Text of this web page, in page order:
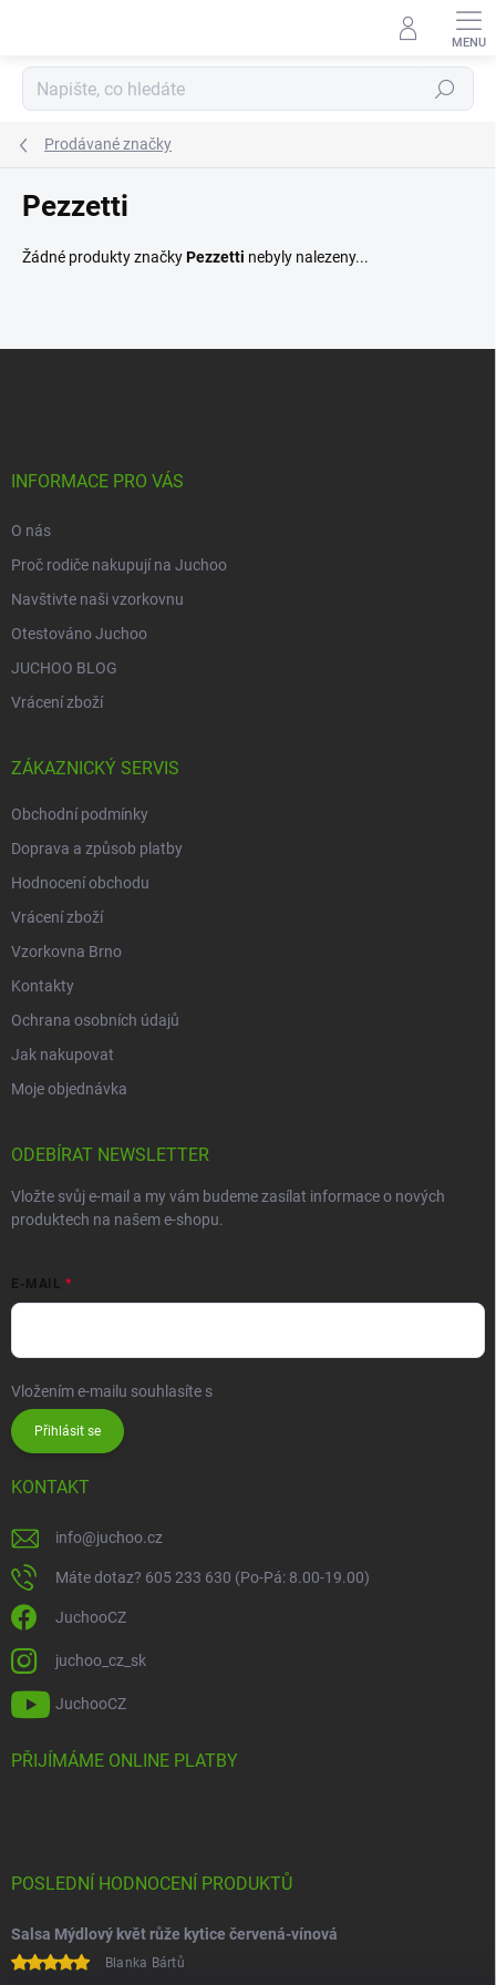
Hledat
Prodávané značky
Pezzetti
Žádné produkty značkyPezzetti nebyly nalezeny...
INFORMACE PRO VÁS
O nás
Proč rodiče nakupují na Juchoo
Navštivte naši vzorkovnu
Otestováno Juchoo
JUCHOO BLOG
Vrácení zboží
ZÁKAZNICKÝ SERVIS
Obchodní podmínky
Doprava a způsob platby
Hodnocení obchodu
Vrácení zboží
Vzorkovna Brno
Kontakty
Ochrana osobních údajů
Jak nakupovat
Moje objednávka
ODEBÍRAT NEWSLETTER
Vložte svůj e-mail a my vám budeme zasílat informace o nových
produktech na našem e-shopu.
E-MAIL
Vložením e-mailu souhlasíte s
Přihlásit se
KONTAKT
info@juchoo.cz
Máte dotaz? 605 233 630 (Po-Pá: 8.00-19.00)
JuchooCZ
juchoo_cz_sk
JuchooCZ
PŘIJÍMÁME ONLINE PLATBY
POSLEDNÍ HODNOCENÍ PRODUKTŮ
Salsa Mýdlový květ růže kytice červená-vínová
Blanka Bártů